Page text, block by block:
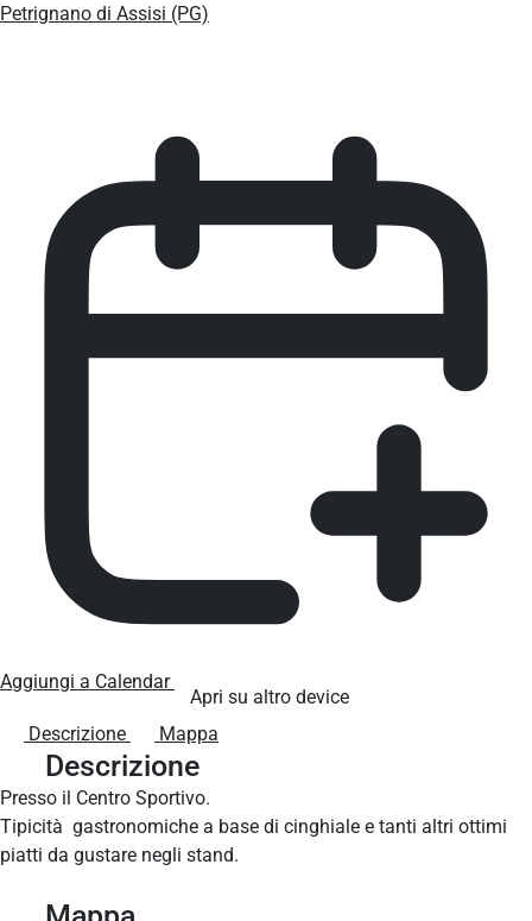
Petrignano di Assisi (PG)
Aggiungi a Calendar
Apri su altro device
Descrizione
Mappa
Descrizione
Presso il Centro Sportivo.
Tipicità gastronomiche a base di cinghiale e tanti altri ottimi
piatti da gustare negli stand.